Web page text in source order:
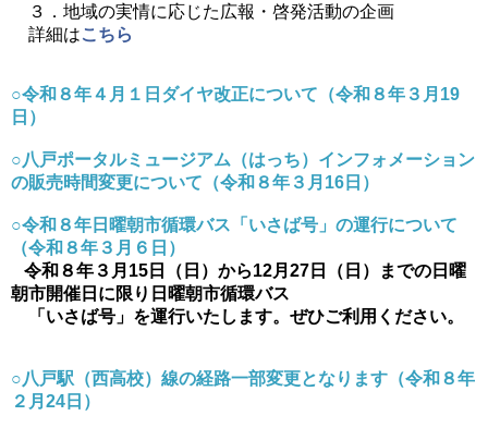
３．地域の実情に応じた広報・啓発活動の企画
詳細はこちら
○令和８年４月１日ダイヤ改正について（令和８年３月19
日）
○八戸ポータルミュージアム（はっち）インフォメーション
の販売時間変更について（令和８年３月16日）
○令和８年日曜朝市循環バス「いさば号」の運行について
（令和８年３月６日）
令和８年３月15日（日）から12月27日（日）までの日曜
朝市開催日に限り日曜朝市循環バス
「いさば号」を運行いたします。ぜひご利用ください。
○八戸駅（西高校）線の経路一部変更となります（令和８年
２月24日）